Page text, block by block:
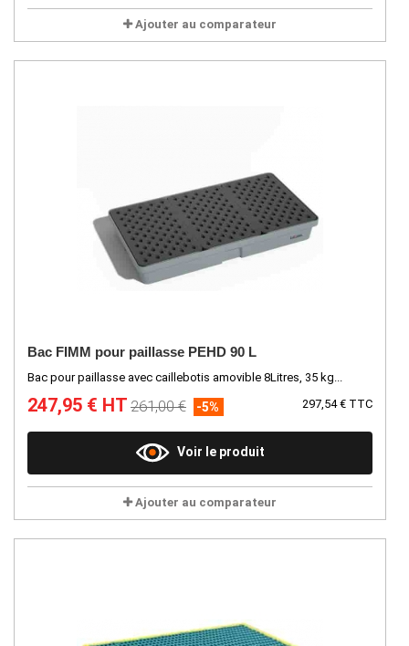
Ajouter au comparateur
Bac FIMM pour paillasse PEHD 90 L
Bac pour paillasse avec caillebotis amovible 8Litres, 35 kg...
247,95 € HT 297,54 € TTC
261,00 € -5%
Voir le produit
Ajouter au comparateur